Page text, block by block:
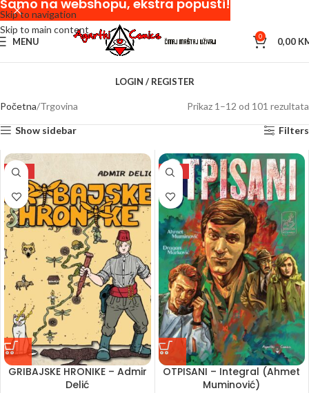
Skip to navigation
Skip to main content
MENU 0 0,00
LOGIN / REGISTER
Početna Trgovina Prikaz 1–12 od 101 rezultata
Show sidebar Filters
NEW
GRIBAJSKE HRONIKE – Admir
Delić
NEW
OTPISANI – Integral (Ahmet
Muminović)
Samo na webshopu, ekstra popusti!